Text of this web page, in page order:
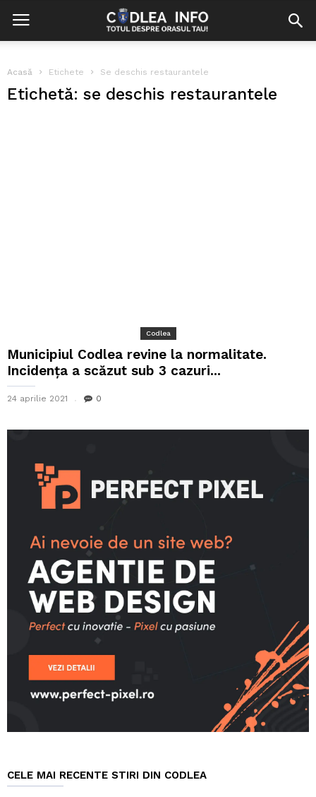
Acasă Etichete Se deschis restaurantele
Etichetă: se deschis restaurantele
Codlea
Municipiul Codlea revine la normalitate.
Incidența a scăzut sub 3 cazuri...
24 aprilie 2021 0
CELE MAI RECENTE STIRI DIN CODLEA